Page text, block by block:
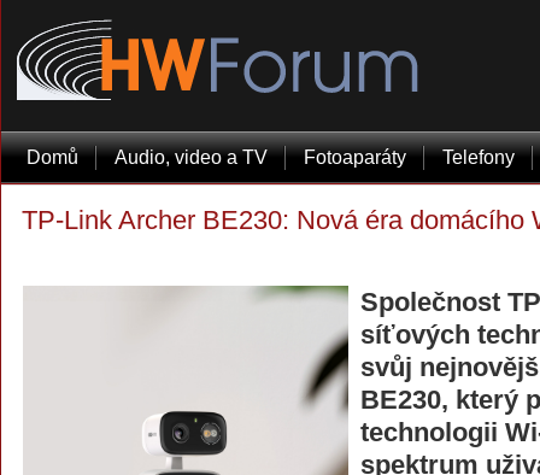
Domů Audio, video a TV Fotoaparáty Telefony
TP-Link Archer BE230: Nová éra domácího
Společnost
síťových
svůj
BE230, který
technologii
spektrum